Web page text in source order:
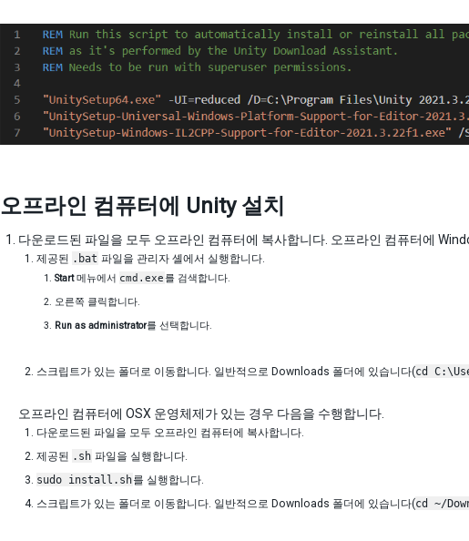
오프라인 컴퓨터에 Unity 설치
다운로드된 파일을 모두 오프라인 컴퓨터에 복사합니다. 오프라인 컴퓨터에
제공된 .bat 파일을 관리자 셸에서 실행합니다.
Start메뉴에서 cmd.exe를 검색합니다.
오른쪽 클릭합니다.
Run as administrator를 선택합니다.
스크립트가 있는 폴더로 이동합니다. 일반적으로 Downloads 폴더에 있습니다(cd
오프라인 컴퓨터에 OSX 운영체제가 있는 경우 다음을 수행합니다.
다운로드된 파일을 모두 오프라인 컴퓨터에 복사합니다.
제공된 .sh 파일을 실행합니다.
sudo install.sh를 실행합니다.
스크립트가 있는 폴더로 이동합니다. 일반적으로 Downloads 폴더에 있습니다(cd ~/